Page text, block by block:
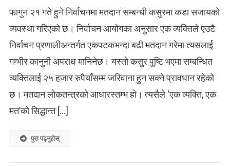
फागुन २१ गते हुने निर्वाचनमा मतदान सम्बन्धी कसुरमा कडा सजायको
व्यवस्था गरिएको छ। निर्वाचन आयोगका अनुसार एक व्यक्तिले एउटै
निर्वाचन प्रणालीअन्तर्गत एकपटकभन्दा बढी मतदान गरेमा त्यसलाई
गम्भीर कानुनी अपराध मानिनेछ। यस्तो कसुर पुष्टि भएमा सम्बन्धित
व्यक्तिलाई २५ हजार रुपैयाँसम्म जरिवाना हुन सक्ने प्रावधान रहेको
छ। मतदान लोकतन्त्रको आधारस्तम्भ हो। त्यसैले ‘एक व्यक्ति, एक
मत’को सिद्धान्त […]
पुरा पढ्नुहोस्